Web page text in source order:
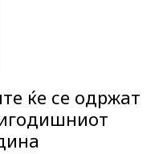
ќе се одржат